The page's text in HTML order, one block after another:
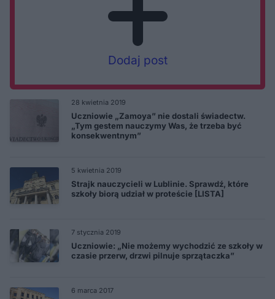
28 kwietnia 2019
Uczniowie „Zamoya” nie dostali świadectw.
„Tym gestem nauczymy Was, że trzeba być
konsekwentnym”
5 kwietnia 2019
Strajk nauczycieli w Lublinie. Sprawdź, które
szkoły biorą udział w proteście [LISTA]
7 stycznia 2019
Uczniowie: „Nie możemy wychodzić ze szkoły w
czasie przerw, drzwi pilnuje sprzątaczka”
6 marca 2017
Dodaj post